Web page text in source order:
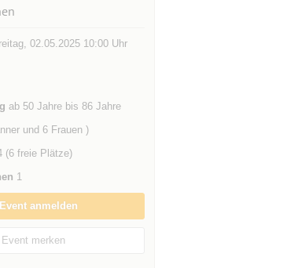
02.05.2025 10:00 Uhr
ab 50 Jahre bis 86 Jahre
und 6 Frauen )
(6 freie Plätze)
1
anmelden
Event merken